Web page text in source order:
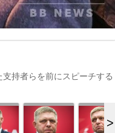
持者らを前にスピーチする